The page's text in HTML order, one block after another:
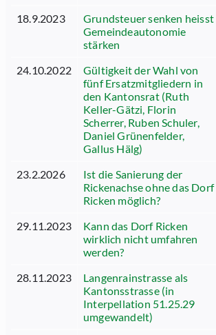
18.9.2023
Grundsteuer senken heisst
Gemeindeautonomie
stärken
24.10.2022
Gültigkeit der Wahl von
fünf Ersatzmitgliedern in
den Kantonsrat (Ruth
Keller-Gätzi, Florin
Scherrer, Ruben Schuler,
Daniel Grünenfelder,
Gallus Hälg)
23.2.2026
Ist die Sanierung der
Rickenachse ohne das Dorf
Ricken möglich?
29.11.2023
Kann das Dorf Ricken
wirklich nicht umfahren
werden?
28.11.2023
Langenrainstrasse als
Kantonsstrasse (in
Interpellation 51.25.29
umgewandelt)